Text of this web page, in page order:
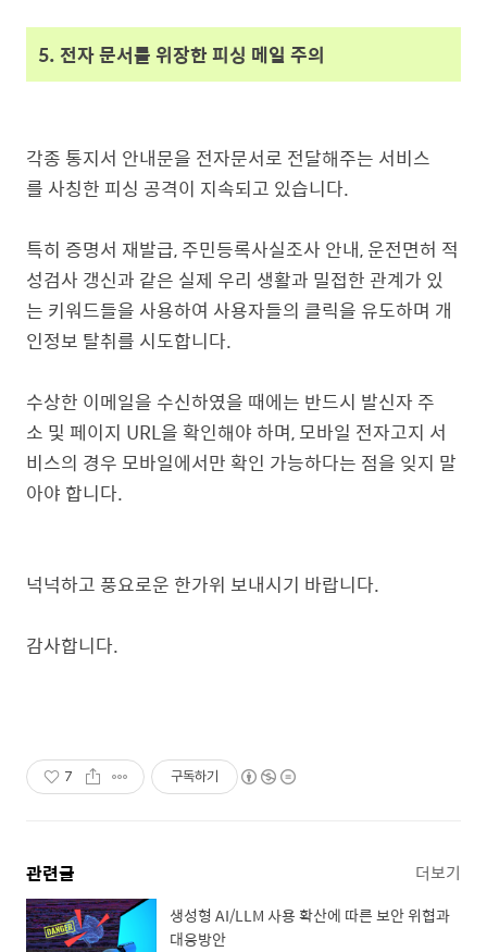
5. 전자 문서를 위장한 피싱 메일 주의
각종 통지서 안내문을 전자문서로 전달해주는 서비스
를 사칭한 피싱 공격이 지속되고 있습니다.
특히 증명서 재발급, 주민등록사실조사 안내, 운전면허 적
성검사 갱신과 같은 실제 우리 생활과 밀접한 관계가 있
는 키워드들을 사용하여 사용자들의 클릭을 유도하며 개
인정보 탈취를 시도합니다.
수상한 이메일을 수신하였을 때에는 반드시 발신자 주
소 및 페이지 URL을 확인해야 하며, 모바일 전자고지 서
비스의 경우 모바일에서만 확인 가능하다는 점을 잊지 말
아야 합니다.
넉넉하고 풍요로운 한가위 보내시기 바랍니다.
감사합니다.
7 구독하기
관련글 더보기
생성형 AI/LLM 사용 확산에 따른 보안 위협과
대응방안